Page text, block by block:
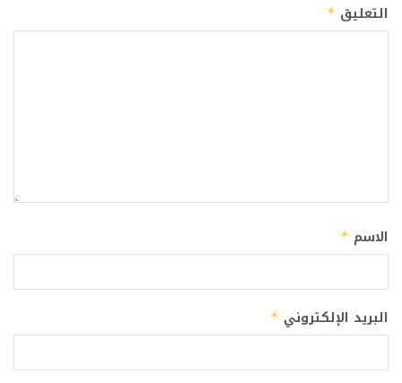
التعليق *
الاسم *
البريد الإلكتروني *